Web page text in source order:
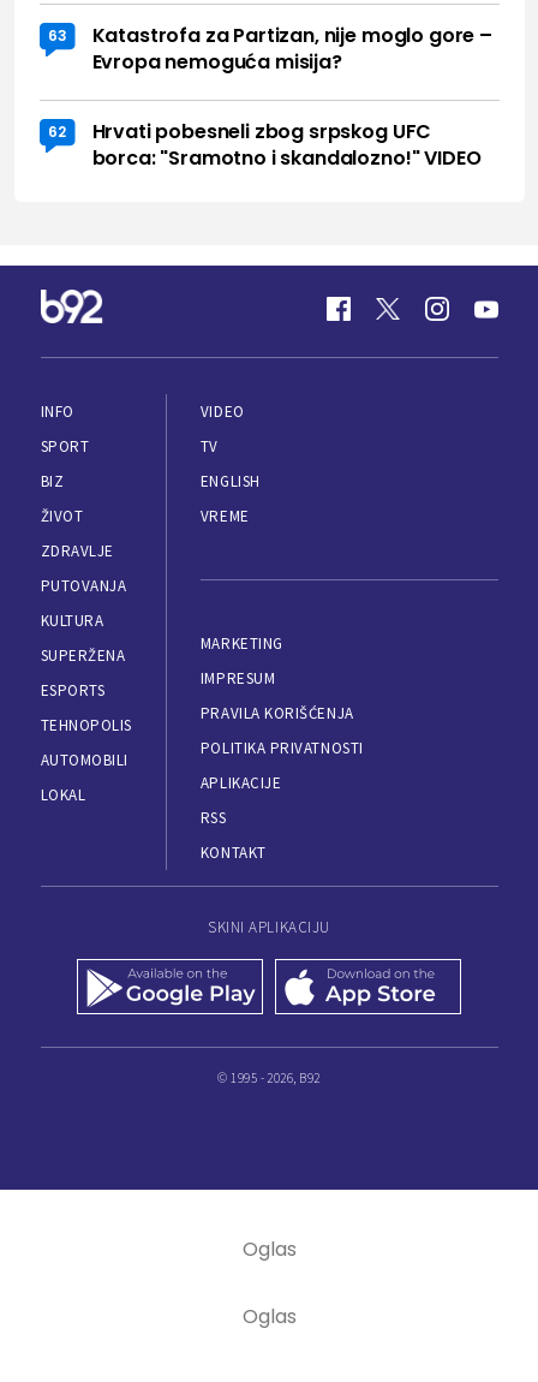
63
Katastrofa za Partizan, nije moglo gore –
Evropa nemoguća misija?
62
Hrvati pobesneli zbog srpskog UFC
borca: "Sramotno i skandalozno!" VIDEO
INFO
SPORT
BIZ
ŽIVOT
ZDRAVLJE
PUTOVANJA
KULTURA
SUPERŽENA
ESPORTS
TEHNOPOLIS
AUTOMOBILI
LOKAL
VIDEO
TV
ENGLISH
VREME
MARKETING
IMPRESUM
PRAVILA KORIŠĆENJA
POLITIKA PRIVATNOSTI
APLIKACIJE
RSS
KONTAKT
SKINI APLIKACIJU
© 1995 - 2026, B92